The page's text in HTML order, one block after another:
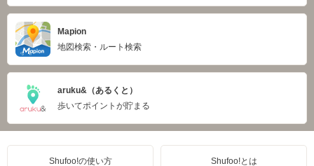
Mapion
地図検索・ルート検索
aruku&（あるくと）
歩いてポイントが貯まる
Shufoo!の使い方 Shufoo!とは